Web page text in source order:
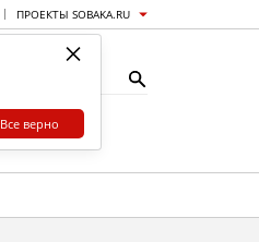
ПРОЕКТЫ SOBAKA.RU
×
Все верно